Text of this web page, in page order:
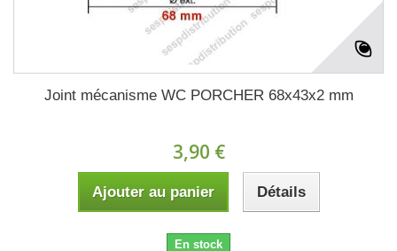
Joint mécanisme WC PORCHER 68x43x2 mm
3,90 €
Ajouter au panier Détails
En stock